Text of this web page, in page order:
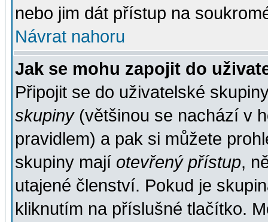
nebo jim dát přístup na
Návrat nahoru
Jak se mohu zapojit do
Připojit se do uživatelské
skupiny(většinou se nachází v
pravidlem) a pak si můžete
skupiny mají otevřený přístup,
utajené členství. Pokud je
kliknutím na příslušné tlačítko.